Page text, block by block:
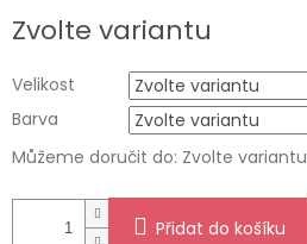
cena:
Zvolte variantu
Velikost
Barva
Můžeme doručit do: Zvolte variantu
Přidat do košíku